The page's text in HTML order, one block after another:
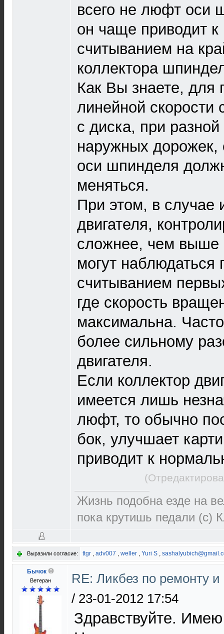
всего не люфт оси
он чаще приводит
считыванием на
коллектора
Как Вы знаете, для
линейной скорости
с диска, при
наружных дорожек,
оси шпинделя
меняться.
При этом, в случае
двигателя,
сложнее, чем выше
могут
считыванием
где скорость
максимальна.
более сильному
двигателя.
Если коллектор
имеется лишь
люфт, то обычно
бок, улучшает
приводит к
Жизнь подобна езде на
пока крутишь педали (с)
Выразили согласие: ttgr , adv007 , weller , Yuri S ,
Бычок
Ветеран
RE: Ликбез по ремонту
/ 23-01-2012 17:54
Здравствуйте.